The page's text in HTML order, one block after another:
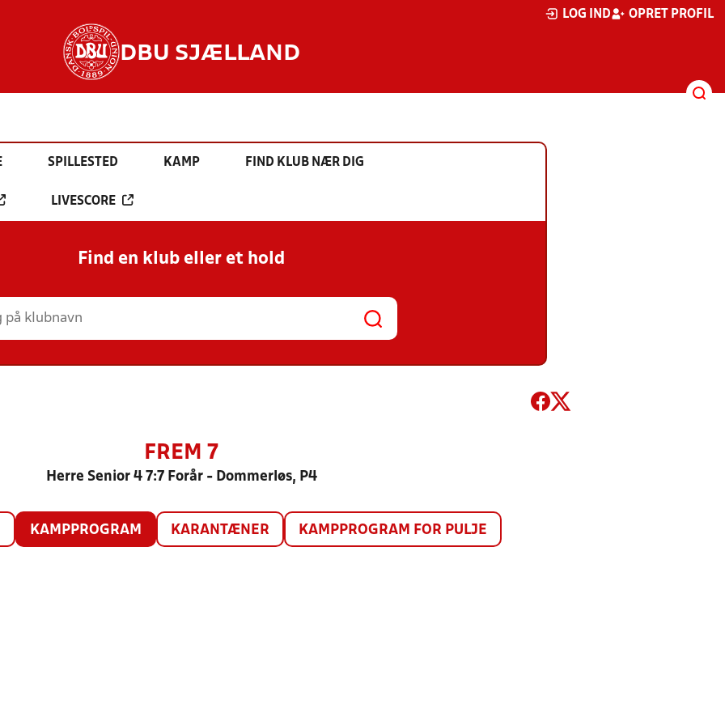
LOG IND OPRET PROFIL
DBU SJÆLLAND
SPILLESTED KAMP FIND KLUB NÆR DIG
LIVESCORE
Find en klub eller et hold
FREM 7
Herre Senior 4 7:7 Forår - Dommerløs, P4
KAMPPROGRAM KARANTÆNER KAMPPROGRAM FOR PULJE